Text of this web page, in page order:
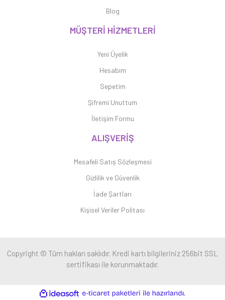
Blog
MÜŞTERİ HİZMETLERİ
Yeni Üyelik
Hesabım
Sepetim
Şifremi Unuttum
İletişim Formu
ALIŞVERİŞ
Mesafeli Satış Sözleşmesi
Gizlilik ve Güvenlik
İade Şartları
Kişisel Veriler Politası
Copyright © Tüm hakları saklıdır. Kredi kartı bilgileriniz 256bit SSL
sertifikası ile korunmaktadır.
ideasoft
e-